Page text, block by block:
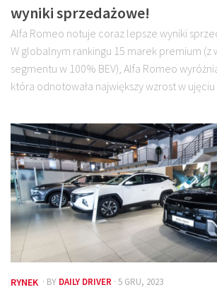
wyniki sprzedażowe!
Alfa Romeo notuje coraz lepsze wyniki
W globalnym rankingu 15 marek premium (z
segmentu w 100% BEV), Alfa Romeo
która odnotowała największy wzrost w ujęciu
RYNEK · BY DAILY DRIVER · 5 GRU, 2023